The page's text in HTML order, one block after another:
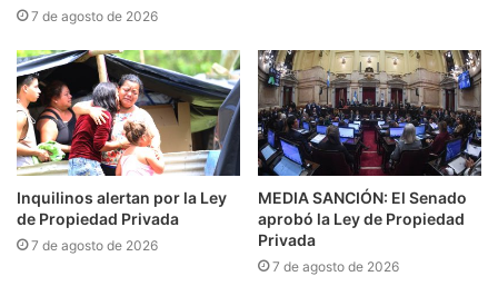
7 de agosto de 2026
Inquilinos alertan por la Ley
de Propiedad Privada
7 de agosto de 2026
MEDIA SANCIÓN: El Senado
aprobó la Ley de Propiedad
Privada
7 de agosto de 2026